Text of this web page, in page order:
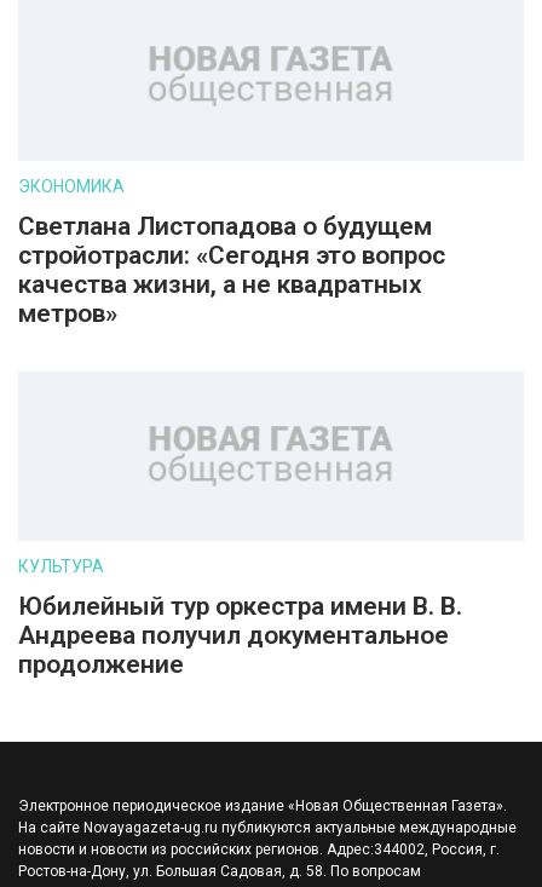
ЭКОНОМИКА
Светлана Листопадова о будущем
стройотрасли: «Сегодня это вопрос
качества жизни, а не квадратных
метров»
КУЛЬТУРА
Юбилейный тур оркестра имени В. В.
Андреева получил документальное
продолжение
Электронное периодическое издание «Новая Общественная Газета».
На сайте Novayagazeta-ug.ru публикуются актуальные международные
новости и новости из российских регионов. Адрес:344002, Россия, г.
Ростов-на-Дону, ул. Большая Садовая, д. 58. По вопросам